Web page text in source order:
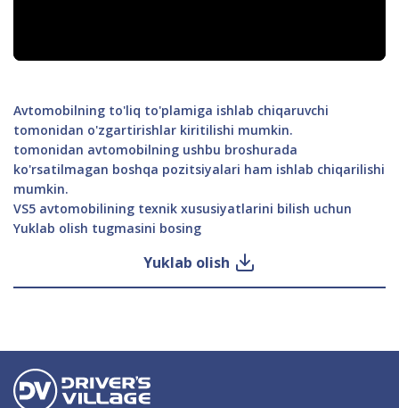
Avtomobilning to'liq to'plamiga ishlab chiqaruvchi
tomonidan o'zgartirishlar kiritilishi mumkin.
tomonidan avtomobilning ushbu broshurada
ko'rsatilmagan boshqa pozitsiyalari ham ishlab chiqarilishi
mumkin.
VS5 avtomobilining texnik xususiyatlarini bilish uchun
Yuklab olish tugmasini bosing
Yuklab olish